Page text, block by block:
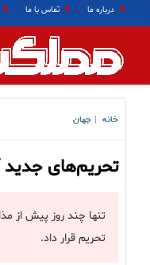
درباره ما تماس با ما
خانه جهان
تحریم‌های جدید
تنها چند روز پیش از
تحریم قرار داد.